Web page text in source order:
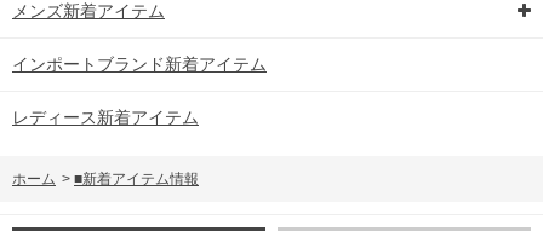
メンズ新着アイテム
インポートブランド新着アイテム
レディース新着アイテム
ホーム > ■新着アイテム情報